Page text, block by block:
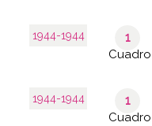
1944-1944 1
1944-1944 1